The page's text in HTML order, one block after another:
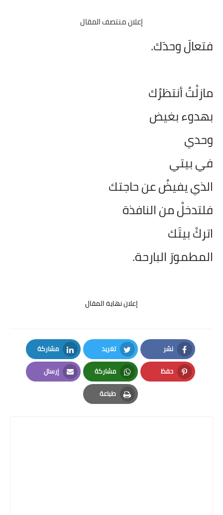
إعلان منتصف المقال
فتعالَ وحدَك.
مازلْتُ أنتظرُك
بهدوء بغيض
وحدي
في بيتي
الذي يفيضُ عن حاجتك
فلتدخلْ من النافذة
اتركْ بيتَك
المطمورَ البارحة.
إعلان نهاية المقال
نشر
Facebook
تغريد
Twitter
مشاركة
LinkedIn
حفظ
Pinterest
مشاركة
Whatsapp
إرسال
Email
طباعة
Print